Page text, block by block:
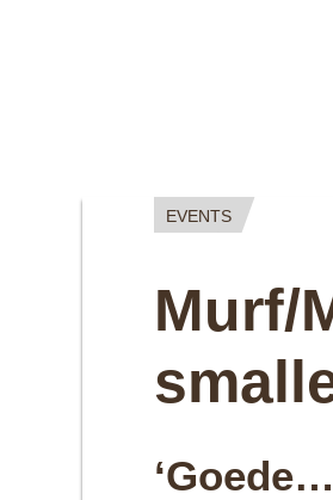
EVENTS
Murf/